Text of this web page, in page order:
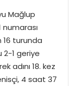
Mağlup
numarası
16 turunda
2-1 geriye
adını 18. kez
4 saat 37